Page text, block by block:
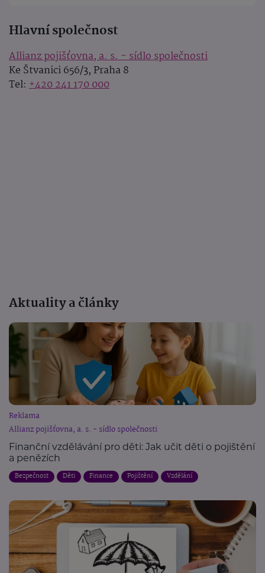
Hlavní společnost
Allianz pojišťovna, a. s. - sídlo společnosti
Ke Štvanici 656/3, Praha 8
Tel: +420 241 170 000
Aktuality a články
Reklama
Allianz pojišťovna, a. s. - sídlo společnosti
Finanční vzdělávání pro děti: Jak učit děti o pojištění
a penězích
Bezpečnost Děti Finance Pojištění Vzdělání